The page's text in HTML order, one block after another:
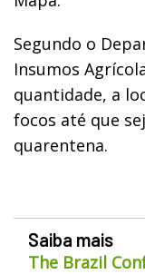
Segundo o
Insumos
quantidade, a
focos até que
quarentena.
Saiba mais
The Brazil